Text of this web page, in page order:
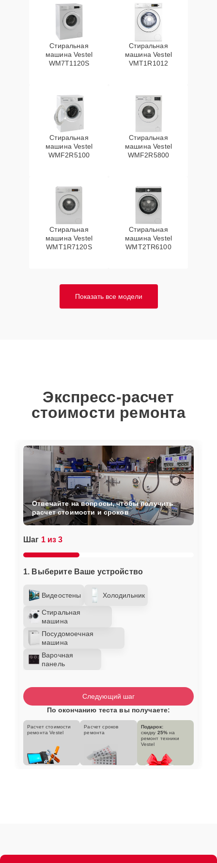
Стиральная
машина Vestel
WM7T1120S
Стиральная
машина Vestel
VMT1R1012
Стиральная
машина Vestel
WMF2R5100
Стиральная
машина Vestel
WMF2R5800
Стиральная
машина Vestel
WMT1R7120S
Стиральная
машина Vestel
WMT2TR6100
Показать все модели
Экспресс-расчет
стоимости ремонта
Шаг 1 из 3
1. Выберите Ваше устройство
Видеостены Холодильник
Стиральная
машина
Посудомоечная
машина
Варочная
панель
Отвечайте на вопросы, чтобы получить
расчет стоимости и сроков
Следующий шаг
По окончанию теста вы получаете:
Расчет стоимости
ремонта Vestel
Расчет сроков
ремонта
Подарок:
скидку 25% на
ремонт техники
Vestel